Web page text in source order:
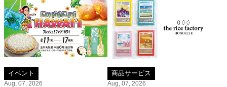
イベント
Aug, 07, 2026
商品サービス
Aug, 07, 2026